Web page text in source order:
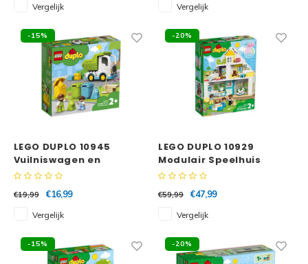
Ideas
Jurassic World
Overwatch
Vergelijk
Vergelijk
-15%
LEGO DUPLO 10945
Vuilniswagen en
recycling
€19,99
€16,99
Vergelijk
-20%
LEGO DUPLO 10929
Modulair Speelhuis
€59,99
€47,99
Vergelijk
-15% -20%